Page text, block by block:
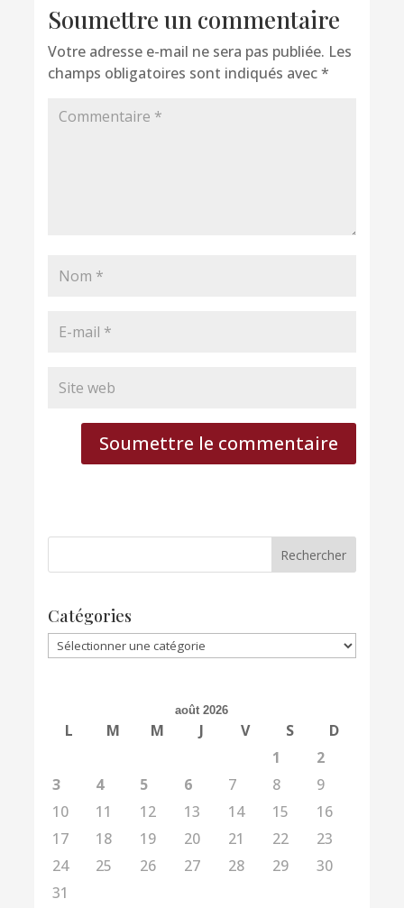
Soumettre un commentaire
Votre adresse e-mail ne sera pas publiée. Les
champs obligatoires sont indiqués avec*
Soumettre le commentaire
Catégories
Catégories
août 2026
L M M J V S
D
1
2
3
4 5 6 7 8
9
10
11 12 13 14 15
16
17
18 19 20 21 22
23
24
25 26 27 28 29
30
31